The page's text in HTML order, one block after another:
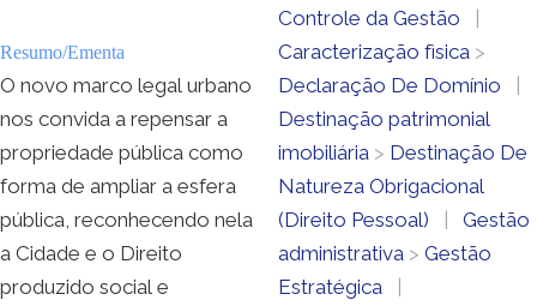
Resumo/Ementa
O novo marco legal urbano
nos convida a repensar a
propriedade pública como
forma de ampliar a esfera
pública, reconhecendo nela
a Cidade e o Direito
produzido social e
Controle da Gestão
|
Caracterização fìsica >
Declaração De Domínio
|
Destinação patrimonial
imobiliária > Destinação De
Natureza Obrigacional
(Direito Pessoal)
|
Gestão
administrativa > Gestão
Estratégica
|